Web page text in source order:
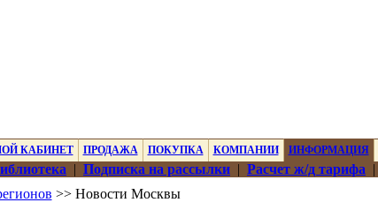
КАБИНЕТ ПРОДАЖА ПОКУПКА КОМПАНИИ ИНФОРМАЦИЯ
| Подписка на рассылки | Расчет ж/д тарифа |
>> Новости Москвы